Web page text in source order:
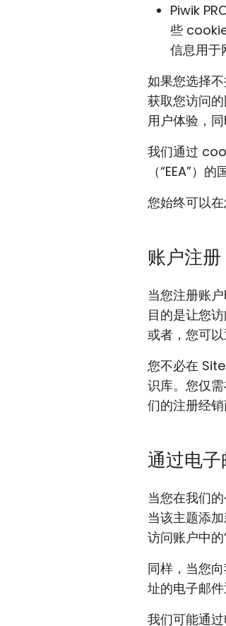
Piwik
些
信息用于
如果您选择
获取您访问
用户体验，同
我们通过
（“EEA”）
您始终可以
账户注册
当您注册账
目的是让您
或者，您可
您不必在
识库。您仅
们的注册经销
通过电
当您在我们
当该主题添
访问账户中的
同样，当您
址的电子邮
我们可能通